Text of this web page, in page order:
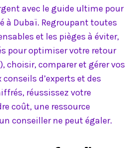
avec le guide ultime pour
à Dubaï. Regroupant toutes
et les pièges à éviter,
pour optimiser votre retour
choisir, comparer et gérer vos
d’experts et des
réussissez votre
coût, une ressource
conseiller ne peut égaler.